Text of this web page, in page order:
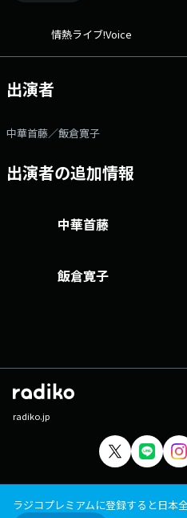
情熱ライブ!Voice
出演者
中華首藤／飯倉寛子
出演者の追加情報
中華首藤
飯倉寛子
radiko.jp
ラジコプレミアムに登録すると日本